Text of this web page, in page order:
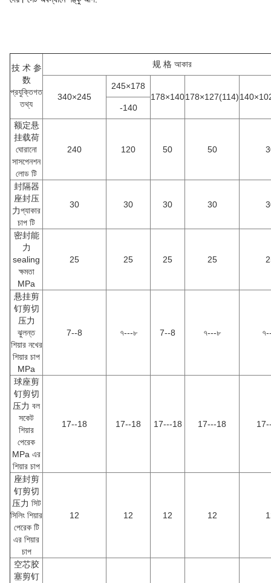
技 术 参
数
প্রযুক্তিগত
তথ্য
规 格 আকার
340×245
245×178
178×140178×127(114)
-140
额定悬
挂载荷
ঘোরানো
সাসপেনশন
লোড টি
240 120 50 50
封隔器
座封压
力প্যাকার
চাপ টি
30 30 30 30
密封能
力
sealing
ক্ষমতা
MPa
25 25 25 25
悬挂剪
钉剪切
压力
ঝুলন্ত
শিয়ার নখের
শিয়ার চাপ
MPa
7--8 ৭---৮ 7--8 ৭---৮
球座剪
钉剪切
压力 বল
সকেট
শিয়ার
পেরেক
MPa এর
শিয়ার চাপ
17--18 17--18 17---18 17---18
座封剪
钉剪切
压力 সিট
সিলিং শিয়ার
পেরেক টি
এর শিয়ার
চাপ
12 12 12 12
空芯胶
塞剪钉